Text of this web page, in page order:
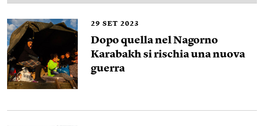
29 SET 2023
Dopo quella nel Nagorno
Karabakh si rischia una nuova
guerra